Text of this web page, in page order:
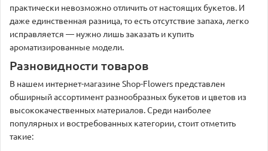
практически невозможно отличить от настоящих букетов. И
даже единственная разница, то есть отсутствие запаха, легко
исправляется — нужно лишь заказать и купить
ароматизированные модели.
Разновидности товаров
В нашем интернет-магазине Shop-Flowers представлен
обширный ассортимент разнообразных букетов и цветов из
высококачественных материалов. Среди наиболее
популярных и востребованных категории, стоит отметить
такие: